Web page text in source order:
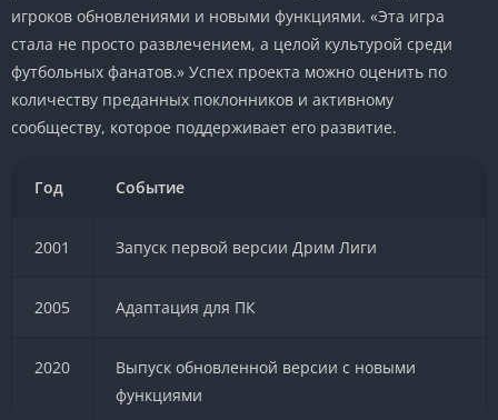
игроков обновлениями и новыми функциями. «Эта игра
стала не просто развлечением, а целой культурой среди
футбольных фанатов.» Успех проекта можно оценить по
количеству преданных поклонников и активному
сообществу, которое поддерживает его развитие.
Год Событие
2001 Запуск первой версии Дрим Лиги
2005 Адаптация для ПК
2020
Выпуск обновленной версии с новыми
функциями